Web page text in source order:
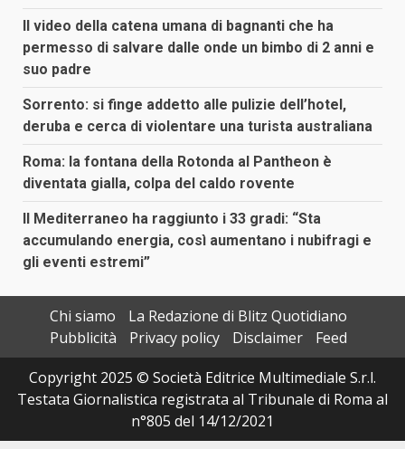
Il video della catena umana di bagnanti che ha
permesso di salvare dalle onde un bimbo di 2 anni e
suo padre
Sorrento: si finge addetto alle pulizie dell’hotel,
deruba e cerca di violentare una turista australiana
Roma: la fontana della Rotonda al Pantheon è
diventata gialla, colpa del caldo rovente
Il Mediterraneo ha raggiunto i 33 gradi: “Sta
accumulando energia, così aumentano i nubifragi e
gli eventi estremi”
Chi siamo
La Redazione di Blitz Quotidiano
Pubblicità
Privacy policy Disclaimer
Feed
Copyright 2025 © Società Editrice Multimediale S.r.l.
Testata Giornalistica registrata al Tribunale di Roma al
n°805 del 14/12/2021